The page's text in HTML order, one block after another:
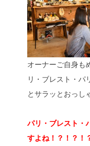
オーナーご自身も
リ・ブレスト・パ
とサラッとおっし
パリ・ブレスト・
すよね！？！？！